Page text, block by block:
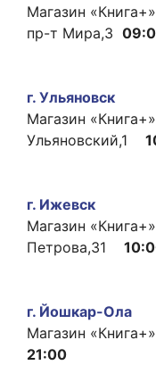
Магазин
пр-т Мира,3
г. Ульяновск
Магазин
Ульяновский,1
г. Ижевск
Магазин
Петрова,31
г. Йошкар-Ола
Магазин
21:00